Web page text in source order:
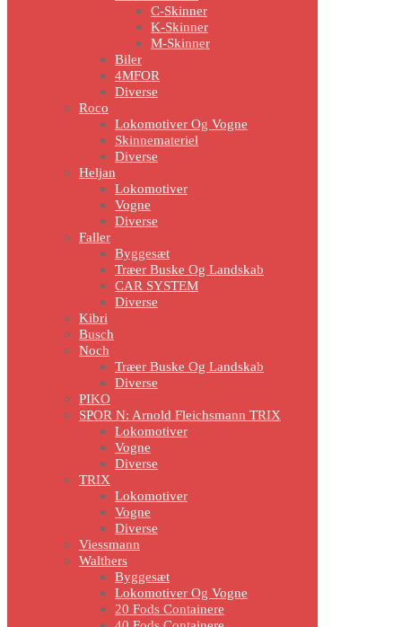
C-Skinner
K-Skinner
M-Skinner
Biler
4MFOR
Diverse
Roco
Lokomotiver Og Vogne
Skinnemateriel
Diverse
Heljan
Lokomotiver
Vogne
Diverse
Faller
Byggesæt
Træer Buske Og Landskab
CAR SYSTEM
Diverse
Kibri
Busch
Noch
Træer Buske Og Landskab
Diverse
PIKO
SPOR N: Arnold Fleichsmann TRIX
Lokomotiver
Vogne
Diverse
TRIX
Lokomotiver
Vogne
Diverse
Viessmann
Walthers
Byggesæt
Lokomotiver Og Vogne
20 Fods Containere